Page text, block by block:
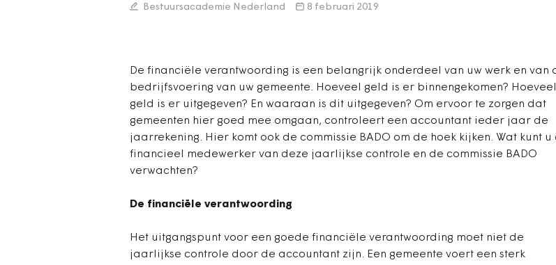
Bestuursacademie Nederland 8 februari 2019
De financiële verantwoording is een belangrijk onderdeel van uw werk en van
bedrijfsvoering van uw gemeente. Hoeveel geld is er binnengekomen? Hoeveel
geld is er uitgegeven? En waaraan is dit uitgegeven? Om ervoor te zorgen dat
gemeenten hier goed mee omgaan, controleert een accountant ieder jaar de
jaarrekening. Hier komt ook de commissie BADO om de hoek kijken. Wat kunt u
financieel medewerker van deze jaarlijkse controle en de commissie BADO
verwachten?
De financiële verantwoording
Het uitgangspunt voor een goede financiële verantwoording moet niet de
jaarlijkse controle door de accountant zijn. Een gemeente voert een sterk